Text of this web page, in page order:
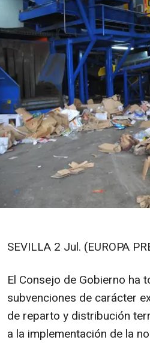
SEVILLA 2 Jul. (EUROPA
El Consejo de Gobierno ha
subvenciones de carácter
de reparto y distribución
a la implementación de la